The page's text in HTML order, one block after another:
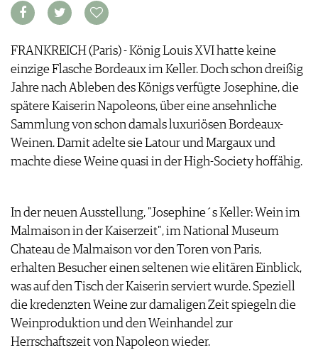
CLUB LES DOMAINES
TIPPS & TRICKS
NEWS
KULINARIK
HOTSPOTS
WEINREISEN
REPORTAGEN
WINEGUIDES
KLARTEXT
EXTRAS
ABO
AUSGABE
ARCHIV
VORTEILSWELT
MEDIATHEK
APPS
VIDEOS
BILDSTRECKEN
NEWS
WEINWIRTSCHAFT
WEINSZENE
PORTRAITS
VINOPHILES
ARCHIV
AWARDS
GEWINNSPIELE
VORTEILSWELT
TRINKREIFETABELLE
ABO
WEINSUCHE
NEWSLETTER
FRANKREICH (Paris) - König Louis XVI hatte keine
einzige Flasche Bordeaux im Keller. Doch schon dreißig
Jahre nach Ableben des Königs verfügte Josephine, die
spätere Kaiserin Napoleons, über eine ansehnliche
Sammlung von schon damals luxuriösen Bordeaux-
Weinen. Damit adelte sie Latour und Margaux und
machte diese Weine quasi in der High-Society hoffähig.
In der neuen Ausstellung, "Josephine´s Keller: Wein im
Malmaison in der Kaiserzeit", im National Museum
Chateau de Malmaison vor den Toren von Paris,
erhalten Besucher einen seltenen wie elitären Einblick,
was auf den Tisch der Kaiserin serviert wurde. Speziell
die kredenzten Weine zur damaligen Zeit spiegeln die
Weinproduktion und den Weinhandel zur
Herrschaftszeit von Napoleon wieder.